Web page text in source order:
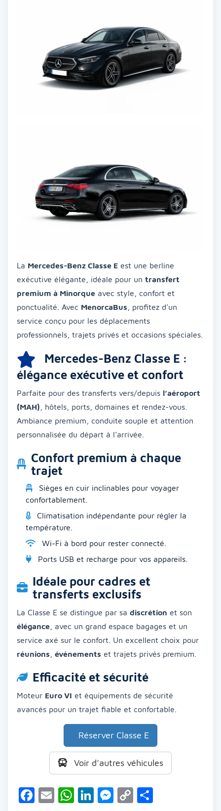
La Mercedes-Benz Classe E est une berline
exécutive élégante, idéale pour un transfert
premium à Minorque avec style, confort et
ponctualité. Avec MenorcaBus , profitez d’un
service conçu pour les déplacements
professionnels, trajets privés et occasions spéciales.
Mercedes-Benz Classe E :
élégance exécutive et confort
Parfaite pour des transferts vers/depuis l’aéroport
(MAH) , hôtels, ports, domaines et rendez-vous.
Ambiance premium, conduite souple et attention
personnalisée du départ à l’arrivée.
Confort premium à chaque
trajet
Sièges en cuir inclinables pour voyager
confortablement.
Climatisation indépendante pour régler la
température.
Wi-Fi à bord pour rester connecté.
Ports USB et recharge pour vos appareils.
Idéale pour cadres et
transferts exclusifs
La Classe E se distingue par sa discrétion et son
élégance , avec un grand espace bagages et un
service axé sur le confort. Un excellent choix pour
réunions
événements et trajets privés premium.
Efficacité et sécurité
Moteur Euro VI et équipements de sécurité
avancés pour un trajet fiable et confortable.
Réserver Classe E
Voir d’autres véhicules
Facebook
EmailWhatsApp
LinkedIn
Messenger
Copy